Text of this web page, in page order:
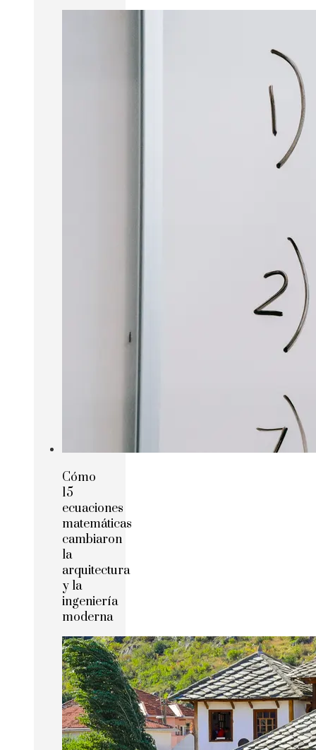
Cómo
15
ecuaciones
matemáticas
cambiaron
la
arquitectura
y la
ingeniería
moderna